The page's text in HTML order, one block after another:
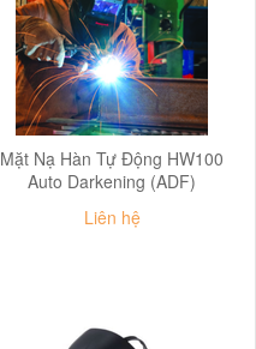
Mặt Nạ Hàn Tự Động HW100
Auto Darkening (ADF)
Liên hệ